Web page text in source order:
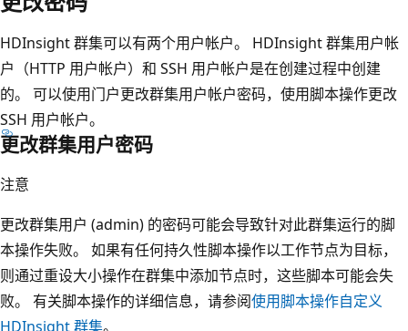
HDInsight 群集可以有两个用户帐户。 HDInsight 群集用户帐
户（HTTP 用户帐户）和 SSH 用户帐户是在创建过程中创建
的。 可以使用门户更改群集用户帐户密码，使用脚本操作更改
SSH 用户帐户。
更改群集用户密码
注意
更改群集用户 (admin) 的密码可能会导致针对此群集运行的脚
本操作失败。 如果有任何持久性脚本操作以工作节点为目标，
则通过重设大小操作在群集中添加节点时，这些脚本可能会失
败。 有关脚本操作的详细信息，请参阅使用脚本操作自定义
HDInsight 群集。